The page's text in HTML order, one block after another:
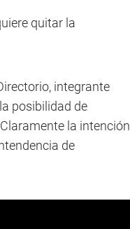
quitar la
integrante
posibilidad de
la intención
de